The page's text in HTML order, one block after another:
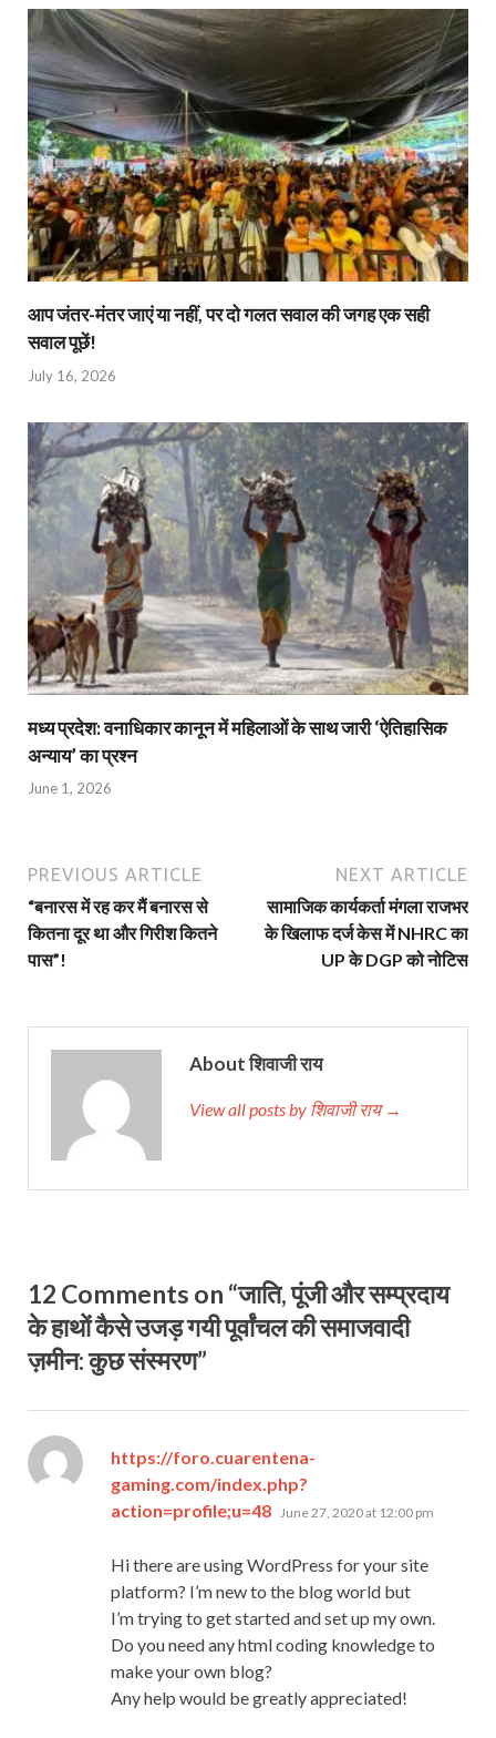
आप जंतर-मंतर जाएं या नहीं, पर दो गलत सवाल की जगह एक सही
सवाल पूछें!
July 16, 2026
मध्य प्रदेश: वनाधिकार कानून में महिलाओं के साथ जारी ‘ऐतिहासिक
अन्याय’ का प्रश्न
June 1, 2026
PREVIOUS ARTICLE
“बनारस में रह कर मैं बनारस से
कितना दूर था और गिरीश कितने
पास”!
NEXT ARTICLE
सामाजिक कार्यकर्ता मंगला राजभर
के खिलाफ दर्ज केस में NHRC का
UP के DGP को नोटिस
About शिवाजी राय
View all posts by शिवाजी राय →
12 Comments on “जाति, पूंजी और सम्प्रदाय
के हाथाें कैसे उजड़ गयी पूर्वांचल की समाजवादी
ज़मीन: कुछ संस्मरण”
https://foro.cuarentena-
gaming.com/index.php?
action=profile;u=48 says:
June 27, 2020 at 12:00 pm
Hi there are using WordPress for your site
platform? I’m new to the blog world but
I’m trying to get started and set up my own.
Do you need any html coding knowledge to
make your own blog?
Any help would be greatly appreciated!